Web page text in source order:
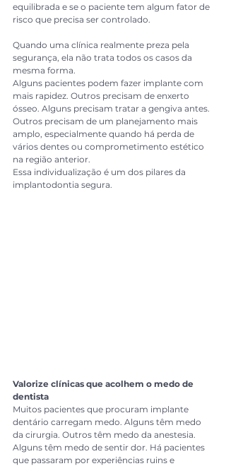
equilibrada e se o paciente tem algum fator de
risco que precisa ser controlado.
Quando uma clínica realmente preza pela
segurança, ela não trata todos os casos da
mesma forma.
Alguns pacientes podem fazer implante com
mais rapidez. Outros precisam de enxerto
ósseo. Alguns precisam tratar a gengiva antes.
Outros precisam de um planejamento mais
amplo, especialmente quando há perda de
vários dentes ou comprometimento estético
na região anterior.
Essa individualização é um dos pilares da
implantodontia segura.
Valorize clínicas que acolhem o medo de
dentista
Muitos pacientes que procuram implante
dentário carregam medo. Alguns têm medo
da cirurgia. Outros têm medo da anestesia.
Alguns têm medo de sentir dor. Há pacientes
que passaram por experiências ruins e